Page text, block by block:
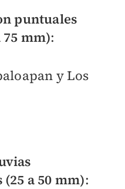
puntuales
mm):
y Los
a 50 mm):